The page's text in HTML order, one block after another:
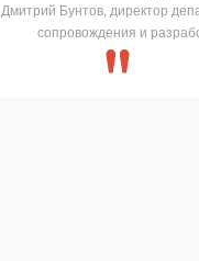
Дмитрий Бунтов, директор
сопровождения и